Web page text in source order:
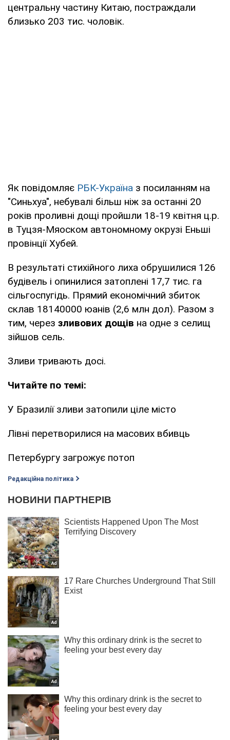
центральну частину Китаю, постраждали
близько 203 тис. чоловік.
Як повідомляє РБК-Україна з посиланням на
"Синьхуа", небувалі більш ніж за останні 20
років проливні дощі пройшли 18-19 квітня ц.р.
в Туцзя-Мяоском автономному окрузі Еньші
провінції Хубей.
В результаті стихійного лиха обрушилися 126
будівель і опинилися затоплені 17,7 тис. га
сільгоспугідь. Прямий економічний збиток
склав 18140000 юанів (2,6 млн дол). Разом з
тим, через зливових дощів на одне з селищ
зійшов сель.
Зливи тривають досі.
Читайте по темі:
У Бразилії зливи затопили ціле місто
Лівні перетворилися на масових вбивць
Петербургу загрожує потоп
Редакційна політика